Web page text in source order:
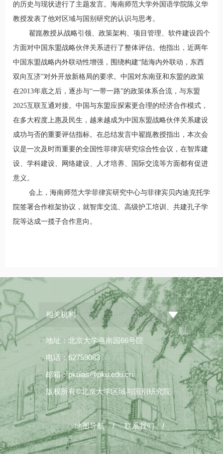
的历史与现状进行了主题发言。海南师范大学外国语学院陈义华
教授发表了他对区域与国别研究的认识与思考。
翟崑教授从战略引领、政策架构、项目管理、软件建设四个
方面对中国东盟战略伙伴关系进行了整体评估。他指出，近两年
中国东盟战略内外联动性增强，围绕构建“陆海内外联动，东西
双向互济”对外开放新格局的要求。中国对东南亚和东盟的政策
在2013年底之后，逐步与“一带一路”的政策体系合流，与东盟
2025互联互通对接。中国与东盟应探索更合理的经济合作模式，
在多大程度上惠及民生，越来越成为中国东盟战略伙伴关系建设
成功与否的重要评估指标。在总结发言中翟崑教授指出，本次会
议是一次及时而重要的全国性菲律宾研究综合性会议，在智库建
设、学科建设、网络建设、人才培养、国际交流等方面都有促进
意义。
会上，海南师范大学菲律宾研究中心与菲律宾贝内迪克托学
院签署合作框架协议，就智库交流、高级护工培训、共建孔子学
院等达成一揽子合作意向。
相关机构
地址：北京大学燕南园66号院
电话：62759083
邮箱：pkuias@pku.edu.cn
版权所有©北京大学区域与国别研究院
地图导航 / 联系我们 /